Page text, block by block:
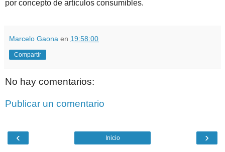
por concepto de artículos consumibles.
Marcelo Gaona en 19:58:00
Compartir
No hay comentarios:
Publicar un comentario
‹ ›
Inicio